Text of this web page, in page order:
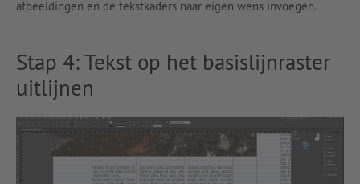
afbeeldingen en de tekstkaders naar eigen wens invoegen.
Stap 4: Tekst op het basislijnraster
uitlijnen